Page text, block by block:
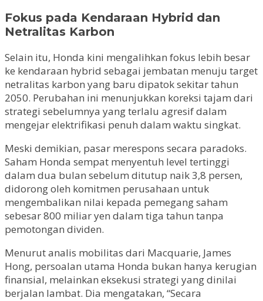
Fokus pada Kendaraan Hybrid dan
Netralitas Karbon
Selain itu, Honda kini mengalihkan fokus lebih besar
ke kendaraan hybrid sebagai jembatan menuju target
netralitas karbon yang baru dipatok sekitar tahun
2050. Perubahan ini menunjukkan koreksi tajam dari
strategi sebelumnya yang terlalu agresif dalam
mengejar elektrifikasi penuh dalam waktu singkat.
Meski demikian, pasar merespons secara paradoks.
Saham Honda sempat menyentuh level tertinggi
dalam dua bulan sebelum ditutup naik 3,8 persen,
didorong oleh komitmen perusahaan untuk
mengembalikan nilai kepada pemegang saham
sebesar 800 miliar yen dalam tiga tahun tanpa
pemotongan dividen.
Menurut analis mobilitas dari Macquarie, James
Hong, persoalan utama Honda bukan hanya kerugian
finansial, melainkan eksekusi strategi yang dinilai
berjalan lambat. Dia mengatakan, “Secara